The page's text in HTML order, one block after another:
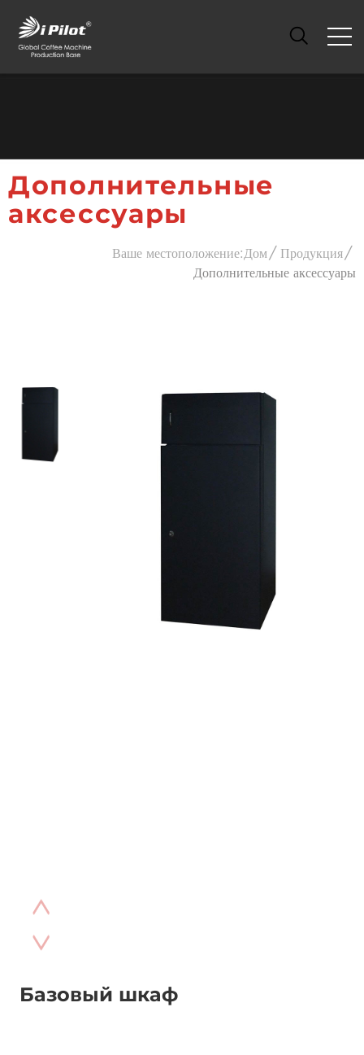
Дополнительные
аксессуары
Ваше местоположение:Дом
Продукция
Дополнительные аксессуары
Базовый шкаф